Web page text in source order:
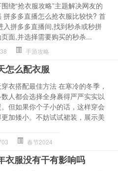
绕“抢衣服攻略”主题解决网友的
拼多多直播怎么抢衣服比较快? 首
入拼多多直播间,找到秒杀或秒拼
面,并选择需要购买的秒杀...
手游攻略
怎么配衣服
衣搭配最佳方法 在寒冷的冬季，
数人都会选择全身裹得严严实实以
但如果你个子小的话，这样穿会
更加矮小。不妨试试裙装，展示美
春节2024
衣服没有干有影响吗